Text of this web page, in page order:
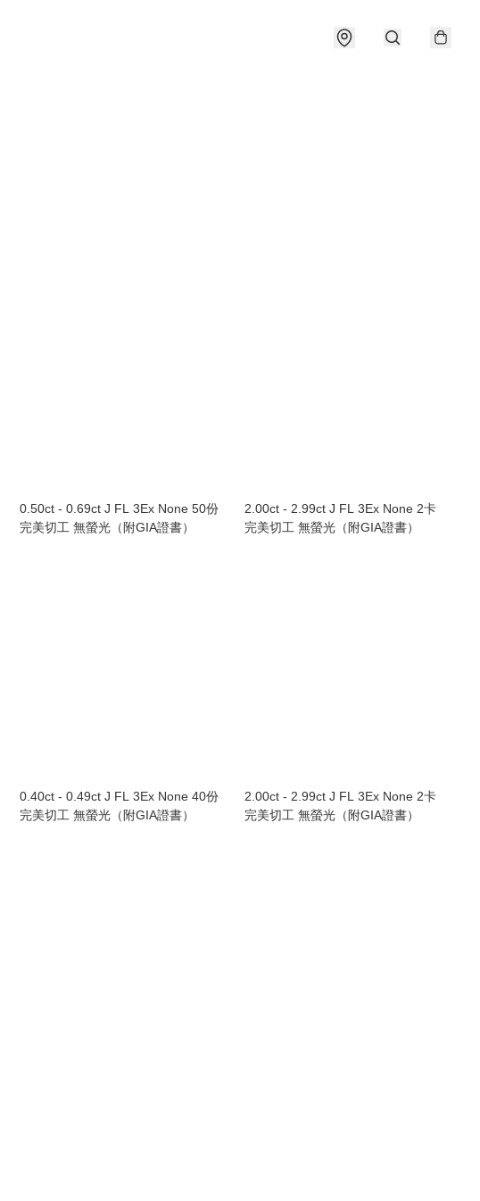
0.50ct - 0.69ct J FL 3Ex None 50份
完美切工 無螢光（附GIA證書）
2.00ct - 2.99ct J FL 3Ex None 2卡
完美切工 無螢光（附GIA證書）
0.40ct - 0.49ct J FL 3Ex None 40份
完美切工 無螢光（附GIA證書）
2.00ct - 2.99ct J FL 3Ex None 2卡
完美切工 無螢光（附GIA證書）